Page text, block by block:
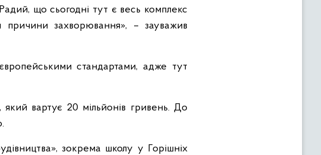
що сьогодні тут є весь комплекс
причини захворювання», – зауважив
стандартами, адже тут
вартує 20 мільйонів гривень. До
зокрема школу у Горішніх